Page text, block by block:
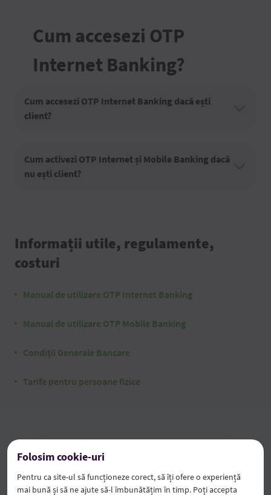
Cum accesezi OTP
Internet Banking?
Cum accesezi OTP Internet Banking dacă ești
client?
Cum activezi OTP Internet și Mobile Banking dacă
nu ești client?
Informații utile, regulamente,
costuri
Manual de utilizare OTP Internet Banking
Manual de utilizare OTP Mobile Banking
Condiții Generale Bancare
Tarife pentru persoane fizice
Folosim cookie-uri
Pentru ca site-ul să funcționeze corect, să îți ofere o experiență
mai bună și să ne ajute să-l îmbunătățim în timp. Poți accepta